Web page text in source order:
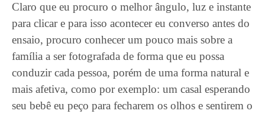
Claro que eu procuro o melhor ângulo, luz e instante
para clicar e para isso acontecer eu converso antes do
ensaio, procuro conhecer um pouco mais sobre a
família a ser fotografada de forma que eu possa
conduzir cada pessoa, porém de uma forma natural e
mais afetiva, como por exemplo: um casal esperando
seu bebê eu peço para fecharem os olhos e sentirem o